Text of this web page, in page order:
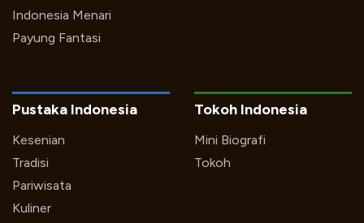
Indonesia Menari
Payung Fantasi
Pustaka Indonesia
Kesenian
Tradisi
Pariwisata
Kuliner
Tokoh Indonesia
Mini Biografi
Tokoh